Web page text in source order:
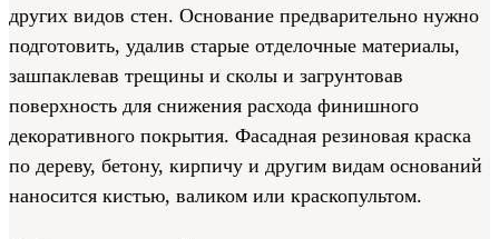
других видов стен. Основание предварительно нужно
подготовить, удалив старые отделочные материалы,
зашпаклевав трещины и сколы и загрунтовав
поверхность для снижения расхода финишного
декоративного покрытия. Фасадная резиновая краска
по дереву, бетону, кирпичу и другим видам оснований
наносится кистью, валиком или краскопультом.